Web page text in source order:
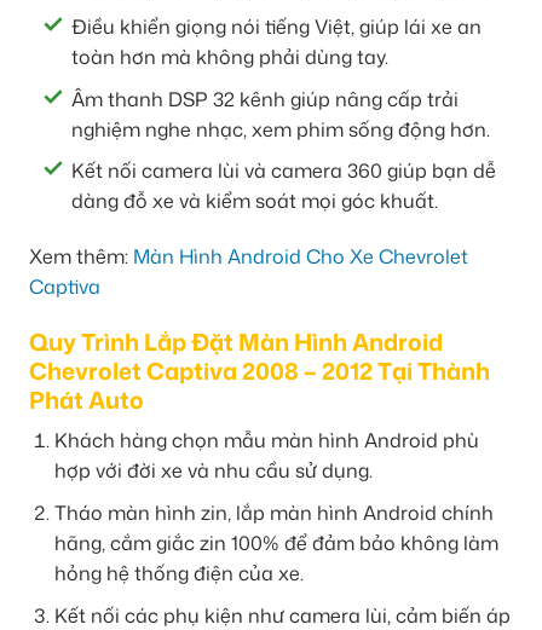
Điều khiển giọng nói tiếng Việt, giúp lái xe an
toàn hơn mà không phải dùng tay.
Âm thanh DSP 32 kênh giúp nâng cấp trải
nghiệm nghe nhạc, xem phim sống động hơn.
Kết nối camera lùi và camera 360 giúp bạn dễ
dàng đỗ xe và kiểm soát mọi góc khuất.
Xem thêm: Màn Hình Android Cho Xe Chevrolet
Captiva
Quy Trình Lắp Đặt Màn Hình Android
Chevrolet Captiva 2008 – 2012 Tại Thành
Phát Auto
Khách hàng chọn mẫu màn hình Android phù
hợp với đời xe và nhu cầu sử dụng.
Tháo màn hình zin, lắp màn hình Android chính
hãng, cắm giắc zin 100% để đảm bảo không làm
hỏng hệ thống điện của xe.
Kết nối các phụ kiện như camera lùi, cảm biến áp